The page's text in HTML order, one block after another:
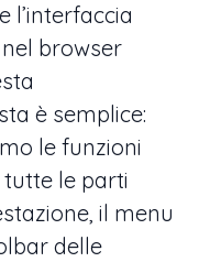
l’interfaccia
browser
è semplice:
le funzioni
le parti
il menu
delle